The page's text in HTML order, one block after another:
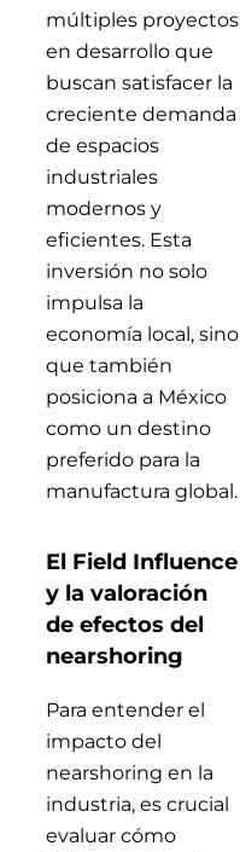
múltiples proyectos
en desarrollo que
buscan satisfacer la
creciente demanda
de espacios
industriales
modernos y
eficientes. Esta
inversión no solo
impulsa la
economía local, sino
que también
posiciona a México
como un destino
preferido para la
manufactura global.
El Field Influence
y la valoración
de efectos del
nearshoring
Para entender el
impacto del
nearshoring en la
industria, es crucial
evaluar cómo